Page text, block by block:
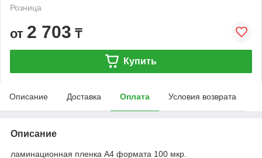
Розница
от 2 703 ₸
Купить
Описание Доставка Оплата Условия возврата
Описание
ламинационная пленка А4 формата 100 мкр.